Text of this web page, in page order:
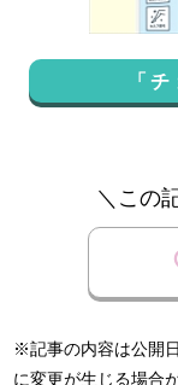
「
＼この
※記事の内容は公開
に変更が生じる場合